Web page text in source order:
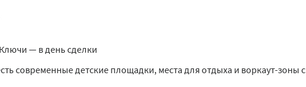
— в день сделки
современные детские площадки, места для отдыха и воркаут-зоны с